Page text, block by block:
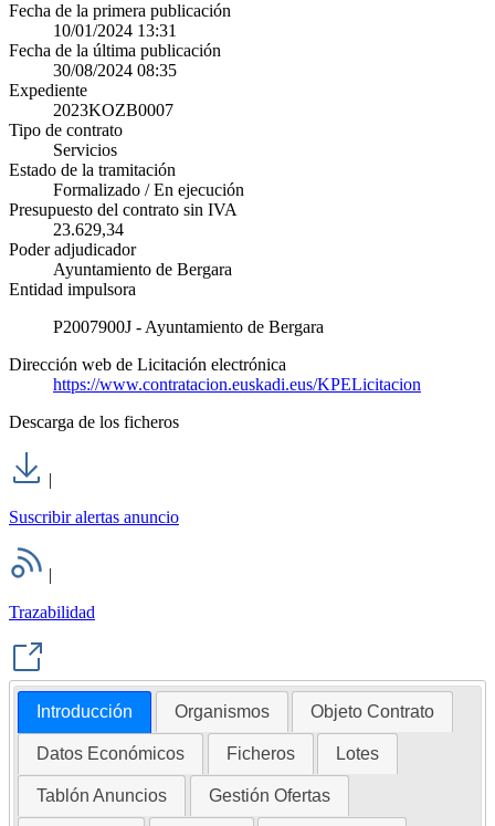
Fecha de la primera publicación
10/01/2024 13:31
Fecha de la última publicación
30/08/2024 08:35
Expediente
2023KOZB0007
Tipo de contrato
Servicios
Estado de la tramitación
Formalizado / En ejecución
Presupuesto del contrato sin IVA
23.629,34
Poder adjudicador
Ayuntamiento de Bergara
Entidad impulsora
P2007900J - Ayuntamiento de Bergara
Dirección web de Licitación electrónica
https://www.contratacion.euskadi.eus/KPELicitacion
Descarga de los ficheros
|
Suscribir alertas anuncio
|
Trazabilidad
Introducción Organismos Objeto Contrato
Datos Económicos Ficheros Lotes
Tablón Anuncios Gestión Ofertas